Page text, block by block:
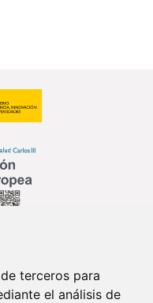
terceros para
el análisis de